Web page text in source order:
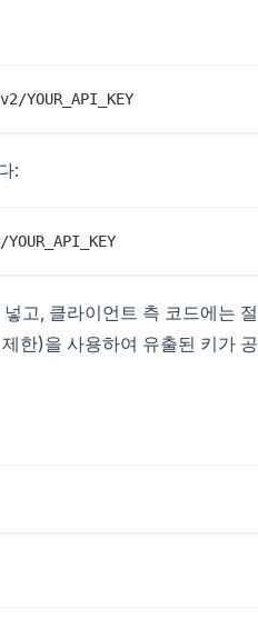
:
고, 클라이언트 측 코드에는
한)을 사용하여 유출된 키가